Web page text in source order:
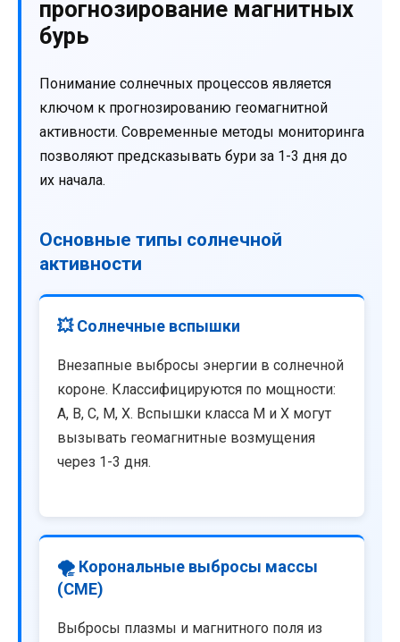
прогнозирование магнитных
бурь
Понимание солнечных процессов является
ключом к прогнозированию геомагнитной
активности. Современные методы мониторинга
позволяют предсказывать бури за 1-3 дня до
их начала.
Основные типы солнечной
активности
💥 Солнечные вспышки
Внезапные выбросы энергии в солнечной
короне. Классифицируются по мощности:
A, B, C, M, X. Вспышки класса M и X могут
вызывать геомагнитные возмущения
через 1-3 дня.
🌪️ Корональные выбросы массы
(CME)
Выбросы плазмы и магнитного поля из